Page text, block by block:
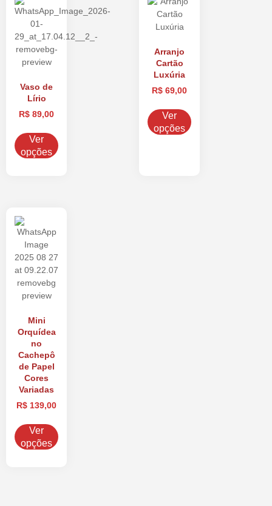
Vaso de
Lírio
R$ 89,00
Ver
opções
Arranjo
Cartão
Luxúria
R$ 69,00
Ver
opções
Mini
Orquídea
no
Cachepô
de Papel
Cores
Variadas
R$ 139,00
Ver
opções